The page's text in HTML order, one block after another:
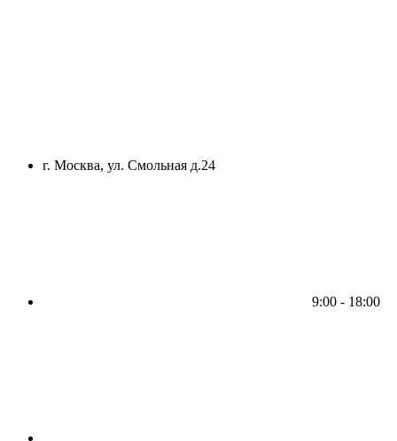
г. Москва, ул. Смольная д.24
9:00 - 18:00